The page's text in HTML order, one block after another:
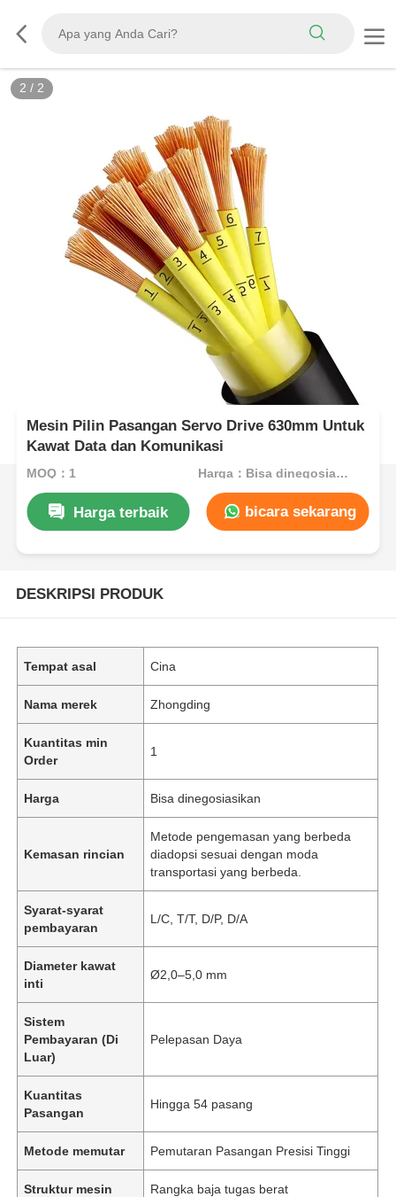
2 / 2
Mesin Pilin Pasangan Servo Drive 630mm Untuk
Kawat Data dan Komunikasi
MOQ：1 Harga：Bisa dinegosiasikan
Harga terbaik bicara sekarang
DESKRIPSI PRODUK
Tempat asal Cina
Nama merek Zhongding
Kuantitas min
Order
1
Harga Bisa dinegosiasikan
Kemasan rincian
Metode pengemasan yang berbeda
diadopsi sesuai dengan moda
transportasi yang berbeda.
Syarat-syarat
pembayaran
L/C, T/T, D/P, D/A
Diameter kawat
inti
Ø2,0–5,0 mm
Sistem
Pembayaran (Di
Luar)
Pelepasan Daya
Kuantitas
Pasangan
Hingga 54 pasang
Metode memutar Pemutaran Pasangan Presisi Tinggi
Struktur mesin Rangka baja tugas berat